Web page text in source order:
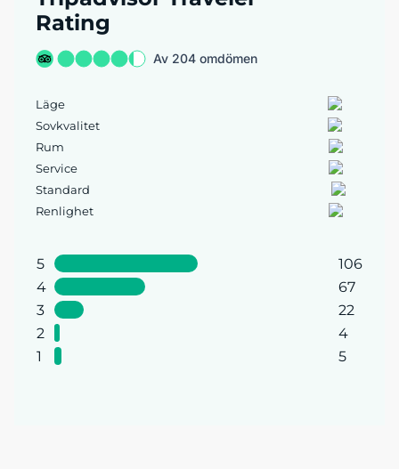
Rating
Av 204 omdömen
Läge
Sovkvalitet
Rum
Service
Standard
Renlighet
5
106
4
67
3
22
2
4
1
5